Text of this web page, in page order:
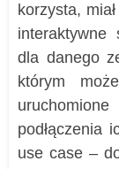
korzysta,
interaktywne
dla danego
którym
podłączenia
use case –